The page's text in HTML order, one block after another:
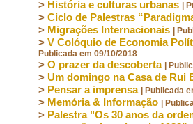
> História e culturas urbanas |
> Ciclo de Palestras
> Migrações Internacionais |
> V Colóquio de Economia
Publicada em 09/10/2018
> O prazer da descoberta |
> Um domingo na Casa de Rui
> Pensar a imprensa | Publicada
> Memória & Informação |
> Palestra "Os 30 anos da